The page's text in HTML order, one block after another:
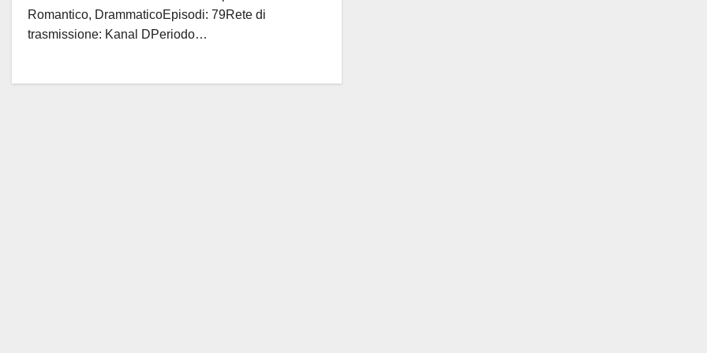
Romantico, DrammaticoEpisodi: 79Rete di
trasmissione: Kanal DPeriodo…